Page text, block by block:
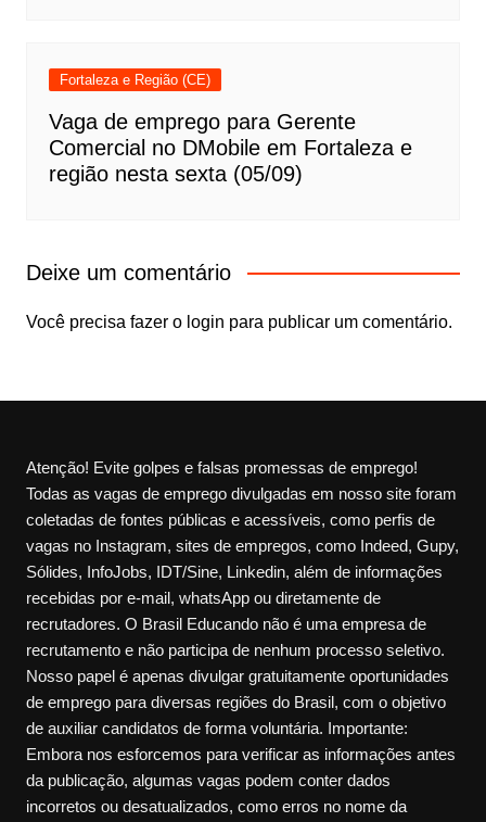
Fortaleza e Região (CE)
Vaga de emprego para Gerente
Comercial no DMobile em Fortaleza e
região nesta sexta (05/09)
Deixe um comentário
Você precisa fazer o login para publicar um comentário.
Atenção! Evite golpes e falsas promessas de emprego!
Todas as vagas de emprego divulgadas em nosso site foram
coletadas de fontes públicas e acessíveis, como perfis de
vagas no Instagram, sites de empregos, como Indeed, Gupy,
Sólides, InfoJobs, IDT/Sine, Linkedin, além de informações
recebidas por e-mail, whatsApp ou diretamente de
recrutadores. O Brasil Educando não é uma empresa de
recrutamento e não participa de nenhum processo seletivo.
Nosso papel é apenas divulgar gratuitamente oportunidades
de emprego para diversas regiões do Brasil, com o objetivo
de auxiliar candidatos de forma voluntária. Importante:
Embora nos esforcemos para verificar as informações antes
da publicação, algumas vagas podem conter dados
incorretos ou desatualizados, como erros no nome da